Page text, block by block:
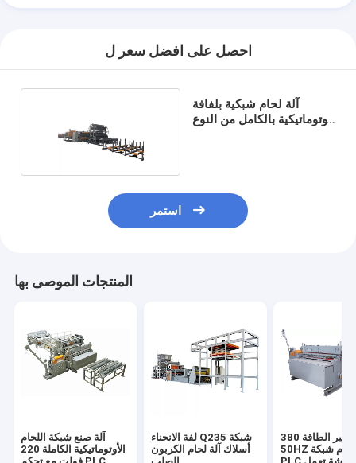
احصل على افضل سعر ل
آلة لحام شبكية بلفافة
أوتوماتيكية بالكامل من النوع
استمر
المنتجات الموصى بها
آلة صنع شبكة اللحام
الأوتوماتيكية الكاملة 220
لفة الانحناء Q235 شبكة
أسلاك آلة لحام الكربون
توفير الطاقة 380V
50HZ لفة آلة لحام شبكة